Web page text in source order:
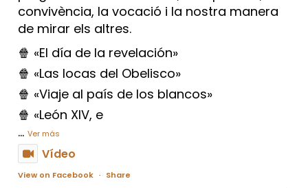
convivència, la vocació i la nostra manera
de mirar els altres.
🍿 «El día de la revelación»
🍿 «Las locas del Obelisco»
🍿 «Viaje al país de los blancos»
🍿 «León XIV, e
... Ver más
Vídeo
View on Facebook · Share